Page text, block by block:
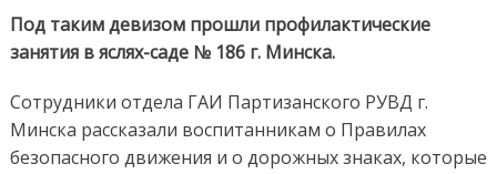
Под таким девизом прошли профилактические
занятия в яслях-саде № 186 г. Минска.
Сотрудники отдела ГАИ Партизанского РУВД г.
Минска рассказали воспитанникам о Правилах
безопасного движения и о дорожных знаках, которые